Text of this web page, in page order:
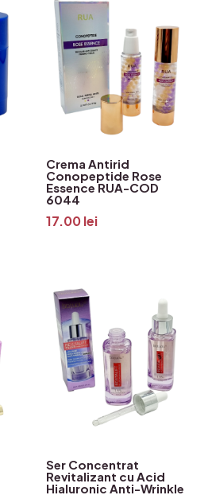
Crema Antirid
Conopeptide Rose
Essence RUA-COD
6044
17.00lei
Ser Concentrat
Revitalizant cu Acid
Hialuronic Anti-Wrinkle